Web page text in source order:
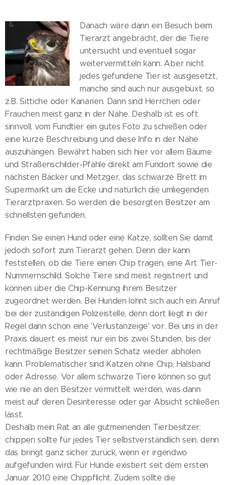
Danach wäre dann ein Besuch beim
Tierarzt angebracht, der die Tiere
untersucht und eventuell sogar
weitervermitteln kann. Aber nicht
jedes gefundene Tier ist ausgesetzt,
manche sind auch nur ausgebüxt, so
z.B. Sittiche oder Kanarien. Dann sind Herrchen oder
Frauchen meist ganz in der Nähe. Deshalb ist es oft
sinnvoll, vom Fundtier ein gutes Foto zu schießen oder
eine kurze Beschreibung und diese Info in der Nähe
auszuhängen. Bewährt haben sich hier vor allem Bäume
und Straßenschilder-Pfähle direkt am Fundort sowie die
nächsten Bäcker und Metzger, das schwarze Brett im
Supermarkt um die Ecke und natürlich die umliegenden
Tierarztpraxen. So werden die besorgten Besitzer am
schnellsten gefunden.
Finden Sie einen Hund oder eine Katze, sollten Sie damit
jedoch sofort zum Tierarzt gehen. Denn der kann
feststellen, ob die Tiere einen Chip tragen, eine Art Tier-
Nummernschild. Solche Tiere sind meist registriert und
können über die Chip-Kennung ihrem Besitzer
zugeordnet werden. Bei Hunden lohnt sich auch ein Anruf
bei der zuständigen Polizeistelle, denn dort liegt in der
Regel dann schon eine 'Verlustanzeige' vor. Bei uns in der
Praxis dauert es meist nur ein bis zwei Stunden, bis der
rechtmäßige Besitzer seinen Schatz wieder abholen
kann. Problematischer sind Katzen ohne Chip, Halsband
oder Adresse. Vor allem schwarze Tiere können so gut
wie nie an den Besitzer vermittelt werden, was dann
meist auf deren Desinteresse oder gar Absicht schließen
lässt.
Deshalb mein Rat an alle gutmeinenden Tierbesitzer:
chippen sollte für jedes Tier selbstverständlich sein, denn
das bringt ganz sicher zurück, wenn er irgendwo
aufgefunden wird. Für Hunde existiert seit dem ersten
Januar 2010 eine Chippflicht. Zudem sollte die